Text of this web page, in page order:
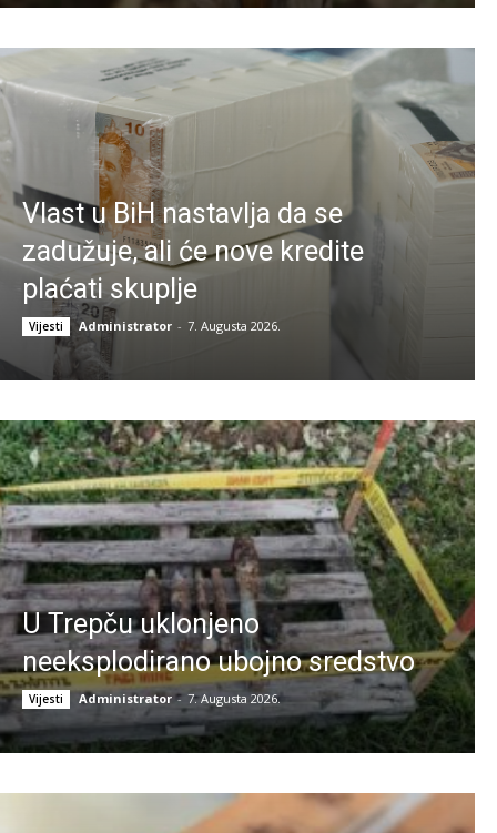
Vlast u BiH nastavlja da se
zadužuje, ali će nove kredite
plaćati skuplje
Vijesti Administrator - 7. Augusta 2026.
U Trepču uklonjeno
neeksplodirano ubojno sredstvo
Vijesti Administrator - 7. Augusta 2026.